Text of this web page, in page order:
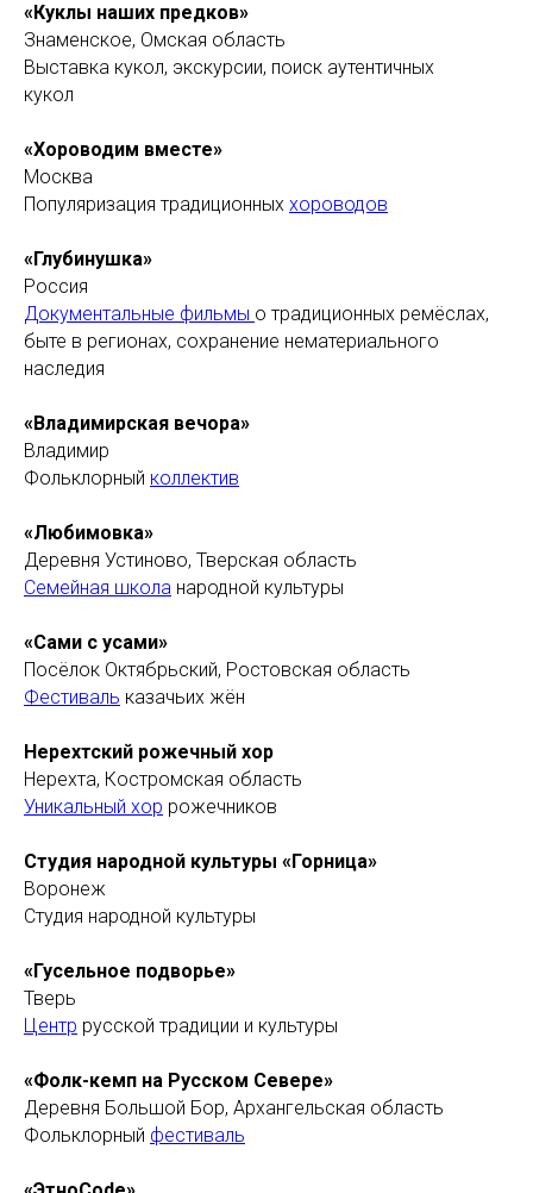
«Куклы наших предков»
Знаменское, Омская область
Выставка кукол, экскурсии, поиск аутентичных
кукол
«Хороводим вместе»
Москва
Популяризация традиционных хороводов
«Глубинушка»
Россия
Документальные фильмы о традиционных ремёслах,
быте в регионах, сохранение нематериального
наследия
«Владимирская вечора»
Владимир
Фольклорный коллектив
«Любимовка»
Деревня Устиново, Тверская область
Семейная школа народной культуры
«Сами с усами»
Посёлок Октябрьский, Ростовская область
Фестиваль казачьих жён
Нерехтский рожечный хор
Нерехта, Костромская область
Уникальный хор рожечников
Студия народной культуры «Горница»
Воронеж
Студия народной культуры
«Гусельное подворье»
Тверь
Центр русской традиции и культуры
«Фолк-кемп на Русском Севере»
Деревня Большой Бор, Архангельская область
Фольклорный фестиваль